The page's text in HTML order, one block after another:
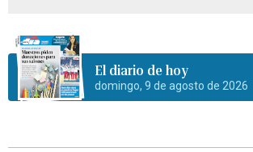
El diario de hoy
domingo, 9 de agosto de 2026